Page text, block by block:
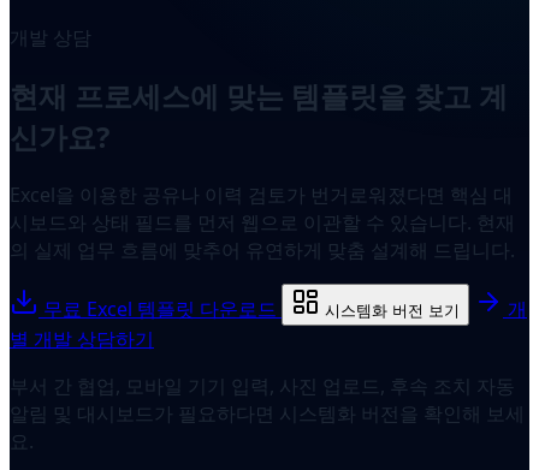
개발 상담
현재 프로세스에 맞는 템플릿을 찾고 계
신가요?
Excel을 이용한 공유나 이력 검토가 번거로워졌다면 핵심 대
시보드와 상태 필드를 먼저 웹으로 이관할 수 있습니다. 현재
의 실제 업무 흐름에 맞추어 유연하게 맞춤 설계해 드립니다.
무료 Excel 템플릿 다운로드 시스템화 버전 보기
개
별 개발 상담하기
부서 간 협업, 모바일 기기 입력, 사진 업로드, 후속 조치 자동
알림 및 대시보드가 필요하다면 시스템화 버전을 확인해 보세
요.